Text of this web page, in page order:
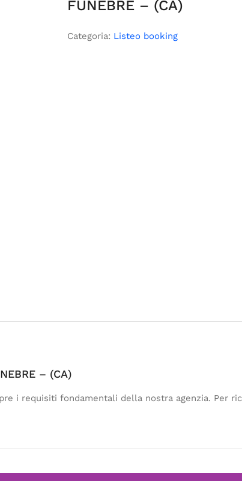
FUNEBRE – (CA)
Categoria: Listeo booking
– (CA)
i requisiti fondamentali della nostra agenzia. Per